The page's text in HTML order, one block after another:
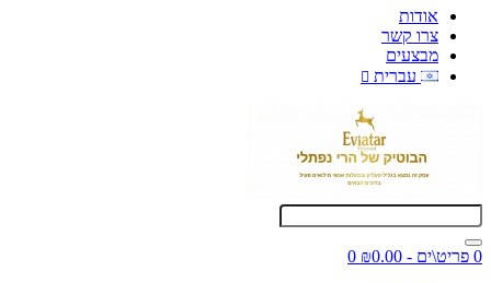
אודות
צרו קשר
מבצעים
עברית
0 פריט\ים - ₪0.00
0